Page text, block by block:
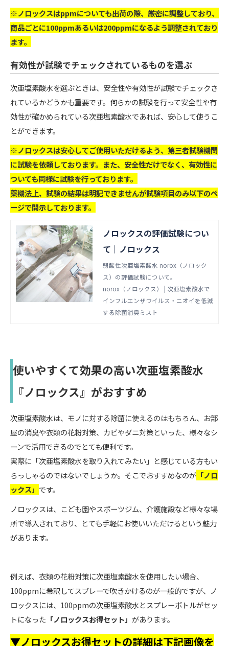
※ノロックスはppmについても出荷の際、厳密に調整しており、
商品ごとに100ppmあるいは200ppmになるよう調整されており
ます。
有効性が試験でチェックされているものを選ぶ
次亜塩素酸水を選ぶときは、安全性や有効性が試験でチェックさ
れているかどうかも重要です。何らかの試験を行って安全性や有
効性が確かめられている次亜塩素酸水であれば、安心して使うこ
とができます。
※ノロックスは安心してご使用いただけるよう、第三者試験機関
に試験を依頼しております。また、安全性だけでなく、有効性に
ついても同様に試験を行っております。
薬機法上、試験の結果は明記できませんが試験項目のみ以下のペ
ージで開示しております。
ノロックスの評価試験につい
て｜ノロックス
弱酸性次亜塩素酸水 norox（ノロック
ス）の評価試験について。
norox（ノロックス） | 次亜塩素酸水で
インフルエンザウイルス・ニオイを低減
する除菌消臭ミスト
使いやすくて効果の高い次亜塩素酸水
『ノロックス』がおすすめ
次亜塩素酸水は、モノに対する除菌に使えるのはもちろん、お部
屋の消臭や衣類の花粉対策、カビやダニ対策といった、様々なシ
ーンで活用できるのでとても便利です。
実際に「次亜塩素酸水を取り入れてみたい」と感じている方もい
らっしゃるのではないでしょうか。そこでおすすめなのが 「ノロ
ックス」 です。
ノロックスは、こども園やスポーツジム、介護施設など様々な場
所で導入されており、とても手軽にお使いいただけるという魅力
があります。
例えば、衣類の花粉対策に次亜塩素酸水を使用したい場合、
100ppmに希釈してスプレーで吹きかけるのが一般的ですが、ノ
ロックスには、100ppmの次亜塩素酸水とスプレーボトルがセッ
トになった 「ノロックスお得セット」 があります。
▼ノロックスお得セットの詳細は下記画像を